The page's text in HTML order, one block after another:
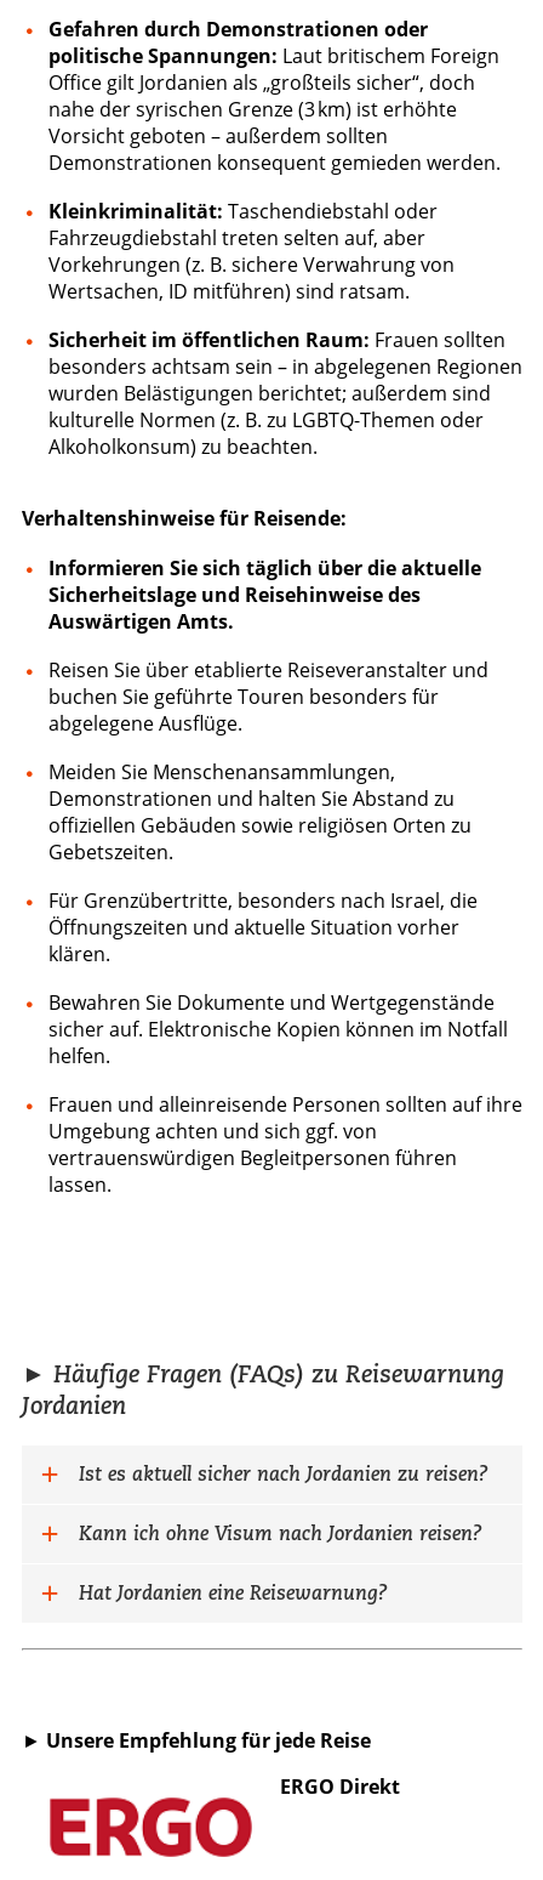
Gefahren durch Demonstrationen oder
politische Spannungen: Laut britischem Foreign
Office gilt Jordanien als „großteils sicher“, doch
nahe der syrischen Grenze (3 km) ist erhöhte
Vorsicht geboten – außerdem sollten
Demonstrationen konsequent gemieden werden.
Kleinkriminalität: Taschendiebstahl oder
Fahrzeugdiebstahl treten selten auf, aber
Vorkehrungen (z. B. sichere Verwahrung von
Wertsachen, ID mitführen) sind ratsam.
Sicherheit im öffentlichen Raum: Frauen sollten
besonders achtsam sein – in abgelegenen Regionen
wurden Belästigungen berichtet; außerdem sind
kulturelle Normen (z. B. zu LGBTQ-Themen oder
Alkoholkonsum) zu beachten.
Verhaltenshinweise für Reisende:
Informieren Sie sich täglich über die aktuelle
Sicherheitslage und Reisehinweise des
Auswärtigen Amts.
Reisen Sie über etablierte Reiseveranstalter und
buchen Sie geführte Touren besonders für
abgelegene Ausflüge.
Meiden Sie Menschenansammlungen,
Demonstrationen und halten Sie Abstand zu
offiziellen Gebäuden sowie religiösen Orten zu
Gebetszeiten.
Für Grenzübertritte, besonders nach Israel, die
Öffnungszeiten und aktuelle Situation vorher
klären.
Bewahren Sie Dokumente und Wertgegenstände
sicher auf. Elektronische Kopien können im Notfall
helfen.
Frauen und alleinreisende Personen sollten auf ihre
Umgebung achten und sich ggf. von
vertrauenswürdigen Begleitpersonen führen
lassen.
► Häufige Fragen (FAQs) zu Reisewarnung
Jordanien
Ist es aktuell sicher nach Jordanien zu reisen?
Kann ich ohne Visum nach Jordanien reisen?
Hat Jordanien eine Reisewarnung?
► Unsere Empfehlung für jede Reise
ERGO Direkt